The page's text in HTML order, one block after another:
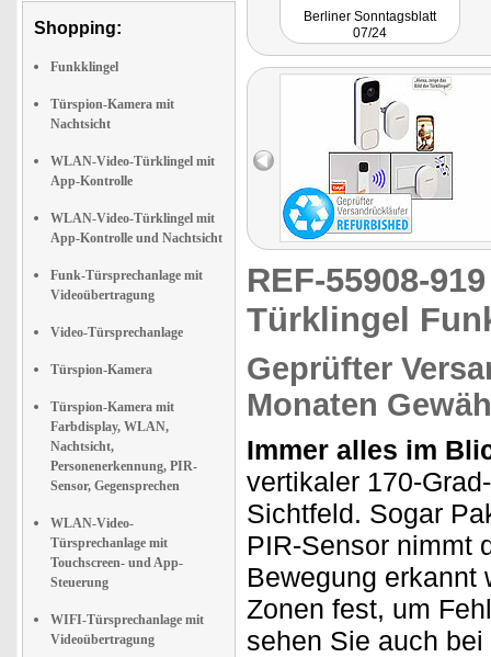
Shopping:
Funkklingel
Türspion-Kamera mit
Nachtsicht
WLAN-Video-Türklingel mit
App-Kontrolle
WLAN-Video-Türklingel mit
App-Kontrolle und Nachtsicht
Funk-Türsprechanlage mit
Videoübertragung
Video-Türsprechanlage
Türspion-Kamera
Türspion-Kamera mit
Farbdisplay, WLAN,
Nachtsicht,
Personenerkennung, PIR-
Sensor, Gegensprechen
WLAN-Video-
Türsprechanlage mit
Touchscreen- und App-
Steuerung
WIFI-Türsprechanlage mit
Videoübertragung
Berliner Sonntagsblatt
07/24
REF-55908-
Türklingel
Geprüfter
Monaten
Immer alles im
vertikaler 170-
Sichtfeld. Sogar
PIR-Sensor nimmt
Bewegung erkannt
Zonen fest, um
sehen Sie auch